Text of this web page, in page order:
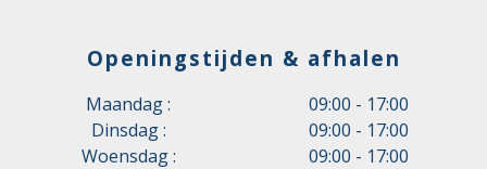
Openingstijden & afhalen
Maandag :
09:00 - 17:00
Dinsdag :
09:00 - 17:00
Woensdag :
09:00 - 17:00